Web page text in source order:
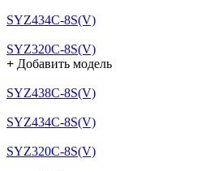
SYZ434C-8S(V)
SYZ320C-8S(V)
+ Добавить модель
SYZ438C-8S(V)
SYZ434C-8S(V)
SYZ320C-8S(V)